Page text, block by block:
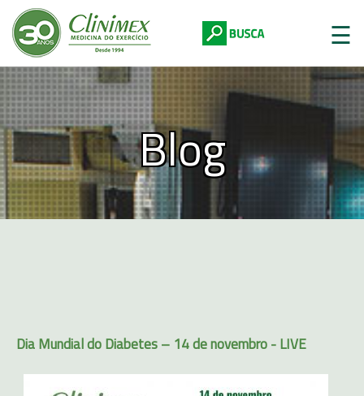
☰
Digite abaixo:
Blog
Dia Mundial do Diabetes – 14 de novembro - LIVE